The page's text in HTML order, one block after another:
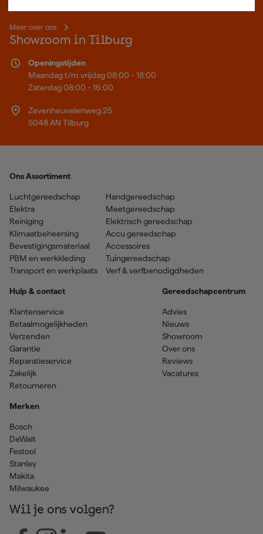
Meer over ons
Showroom in Tilburg
Openingstijden
Maandag t/m vrijdag 08:00 - 18:00
Zaterdag 08:00 - 16:00
Zevenheuvelenweg 25
5048 AN Tilburg
Ons Assortiment
Luchtgereedschap
Elektra
Reiniging
Klimaatbeheersing
Bevestigingsmateriaal
PBM en werkkleding
Transport en werkplaats
Handgereedschap
Meetgereedschap
Elektrisch gereedschap
Accu gereedschap
Accessoires
Tuingereedschap
Verf & verfbenodigdheden
Hulp & contact
Klantenservice
Betaalmogelijkheden
Verzenden
Garantie
Reparatieservice
Zakelijk
Retourneren
Merken
Bosch
DeWalt
Festool
Stanley
Makita
Milwaukee
Gereedschapcentrum
Advies
Nieuws
Showroom
Over ons
Reviews
Vacatures
Wil je ons volgen?